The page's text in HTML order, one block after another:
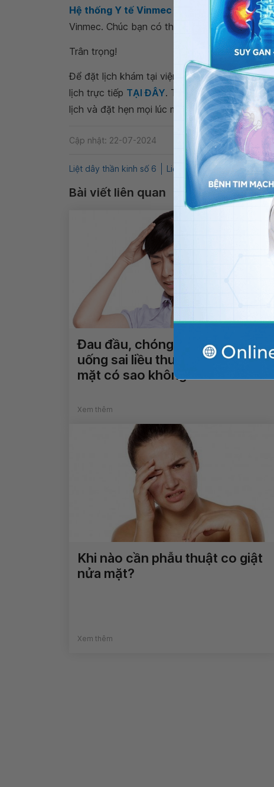
Hệ thống Y tế Vinmec để kiểm tra và tư vấn
Vinmec. Chúc bạn có thật nhiều sức khỏe.
Trân trọng!
Để đặt lịch khám tại viện, Quý khách vui lòng
lịch trực tiếp TẠI ĐÂY. Tải và đặt lịch khám
lịch và đặt hẹn mọi lúc mọi nơi ngay trên ứng
Cập nhật: 22-07-2024
Liệt dây thần kinh số 6 Liệt mặt QnA Dây thần
Bài viết liên quan
Đau đầu, chóng mặt sau khi
uống sai liều thuốc điều trị liệt
mặt có sao không?
Xem thêm
Khi nào cần phẫu thuật co giật
nửa mặt?
Xem thêm